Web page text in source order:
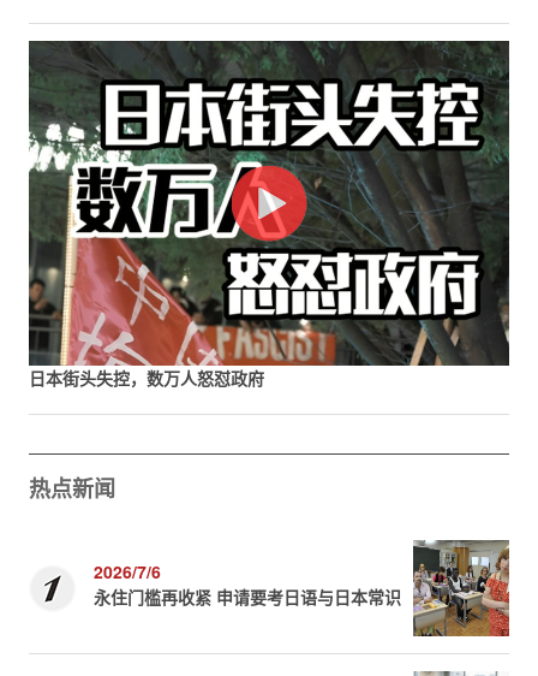
日本街头失控，数万人怒怼政府
热点新闻
2026/7/6
永住门槛再收紧 申请要考日语与日本常识